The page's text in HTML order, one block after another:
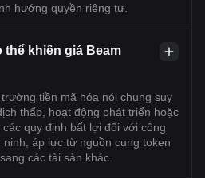
hướng quyền riêng tư.
thể khiến giá Beam
tiền mã hóa nói chung suy
thấp, hoạt động phát triển hoặc
quy định bất lợi đối với công
áp lực từ nguồn cung token
các tài sản khác.